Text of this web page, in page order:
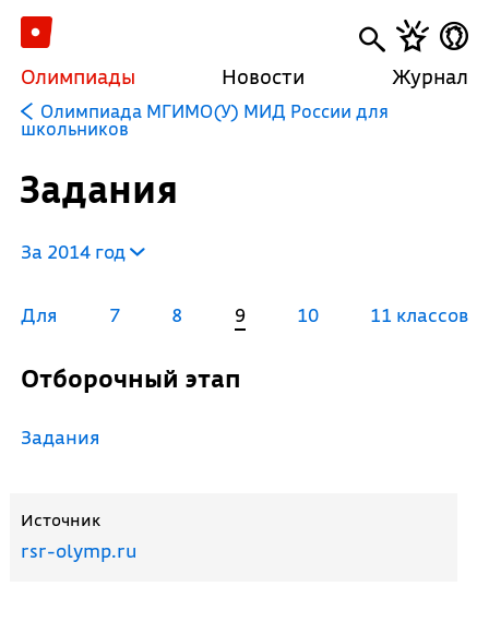
Олимпиады Новости Журнал
Олимпиада МГИМО(У) МИД России для
школьников
Задания
За 2014 год
Для 7 8 9 10 11 классов
Отборочный этап
Задания
Источник
rsr-olymp.ru